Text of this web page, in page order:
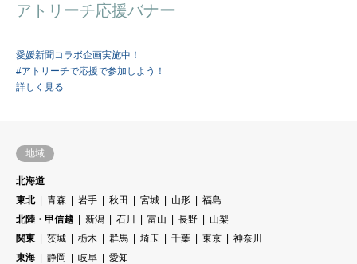
アトリーチ応援バナー
愛媛新聞コラボ企画実施中！
#アトリーチで応援で参加しよう！
詳しく見る
地域
北海道
東北
青森 岩手 秋田 宮城 山形
福島
北陸・甲信越
新潟 石川 富山 長野
山梨
関東
茨城 栃木 群馬 埼玉 千葉 東京
神奈川
東海
静岡 岐阜
愛知